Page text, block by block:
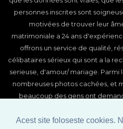
Acest site foloseste cookies.
personnes inscrites sont
motivées de trouver leur
matrimoniale a 24 ans
offrons un service de qualité,
célibataires sérieux qui sont a la
serieuse, d'amour/ mariage. Parmi
nombreuses photos cachées, et
beaucoup des gens ont
meme, vous pourrez également
après être devenu abonné et